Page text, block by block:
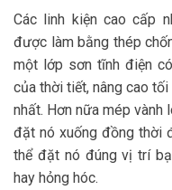
Các linh kiện cao cấp
được làm bằng thép
một lớp sơn tĩnh điện
của thời tiết, nâng cao
nhất. Hơn nữa mép
đặt nó xuống đồng thời
thể đặt nó đúng vị trí
hay hỏng hóc.